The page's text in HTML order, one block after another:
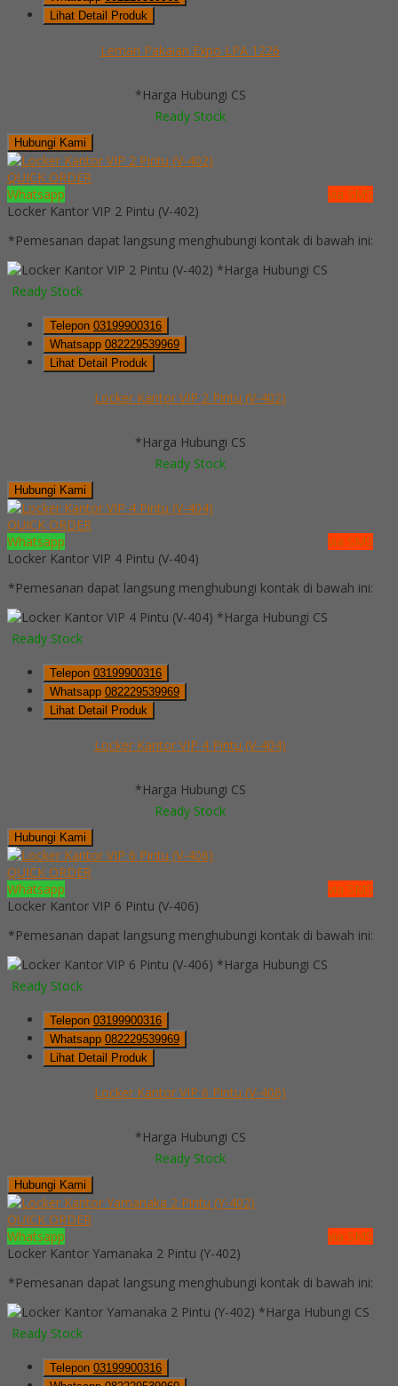
Lihat Detail Produk
Lemari Pakaian Expo LPA 1226
*Harga Hubungi CS
Ready Stock
Hubungi Kami
QUICK ORDER
Whatsapp
via SMS
Locker Kantor VIP 2 Pintu (V-402)
*Pemesanan dapat langsung menghubungi kontak di bawah ini:
*Harga Hubungi CS
Ready Stock
Telepon 03199900316
Whatsapp 082229539969
Lihat Detail Produk
Locker Kantor VIP 2 Pintu (V-402)
*Harga Hubungi CS
Ready Stock
Hubungi Kami
QUICK ORDER
Whatsapp
via SMS
Locker Kantor VIP 4 Pintu (V-404)
*Pemesanan dapat langsung menghubungi kontak di bawah ini:
*Harga Hubungi CS
Ready Stock
Telepon 03199900316
Whatsapp 082229539969
Lihat Detail Produk
Locker Kantor VIP 4 Pintu (V-404)
*Harga Hubungi CS
Ready Stock
Hubungi Kami
QUICK ORDER
Whatsapp
via SMS
Locker Kantor VIP 6 Pintu (V-406)
*Pemesanan dapat langsung menghubungi kontak di bawah ini:
*Harga Hubungi CS
Ready Stock
Telepon 03199900316
Whatsapp 082229539969
Lihat Detail Produk
Locker Kantor VIP 6 Pintu (V-406)
*Harga Hubungi CS
Ready Stock
Hubungi Kami
QUICK ORDER
Whatsapp
via SMS
Locker Kantor Yamanaka 2 Pintu (Y-402)
*Pemesanan dapat langsung menghubungi kontak di bawah ini:
*Harga Hubungi CS
Ready Stock
Telepon 03199900316